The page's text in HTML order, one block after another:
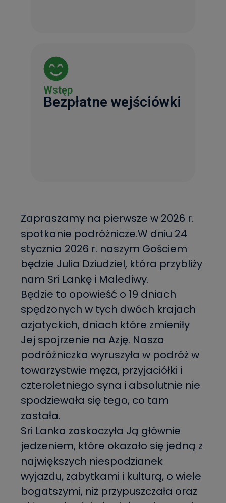
Wstęp
Bezpłatne wejściówki
Zapraszamy na pierwsze w 2026 r.
spotkanie podróżnicze.W dniu 24
stycznia 2026 r. naszym Gościem
będzie Julia Dziudziel, która przybliży
nam Sri Lankę i Malediwy.
Będzie to opowieść o 19 dniach
spędzonych w tych dwóch krajach
azjatyckich, dniach które zmieniły
Jej spojrzenie na Azję. Nasza
podróżniczka wyruszyła w podróż w
towarzystwie męża, przyjaciółki i
czteroletniego syna i absolutnie nie
spodziewała się tego, co tam
zastała.
Sri Lanka zaskoczyła Ją głównie
jedzeniem, które okazało się jedną z
największych niespodzianek
wyjazdu, zabytkami i kulturą, o wiele
bogatszymi, niż przypuszczała oraz